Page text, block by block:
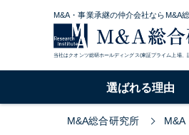
M&A・事業承継の仲介会社ならM&A
当社はクオンツ総研ホールディングス(東証プライム上場、
選ばれる理由
M&A総合研究所 M&A